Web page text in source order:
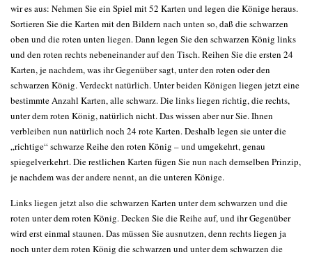
wir es aus: Nehmen Sie ein Spiel mit 52 Karten und legen die Könige heraus.
Sortieren Sie die Karten mit den Bildern nach unten so, daß die schwarzen
oben und die roten unten liegen. Dann legen Sie den schwarzen König links
und den roten rechts nebeneinander auf den Tisch. Reihen Sie die ersten 24
Karten, je nachdem, was ihr Gegenüber sagt, unter den roten oder den
schwarzen König. Verdeckt natürlich. Unter beiden Königen liegen jetzt eine
bestimmte Anzahl Karten, alle schwarz. Die links liegen richtig, die rechts,
unter dem roten König, natürlich nicht. Das wissen aber nur Sie. Ihnen
verbleiben nun natürlich noch 24 rote Karten. Deshalb legen sie unter die
„richtige“ schwarze Reihe den roten König – und umgekehrt, genau
spiegelverkehrt. Die restlichen Karten fügen Sie nun nach demselben Prinzip,
je nachdem was der andere nennt, an die unteren Könige.
Links liegen jetzt also die schwarzen Karten unter dem schwarzen und die
roten unter dem roten König. Decken Sie die Reihe auf, und ihr Gegenüber
wird erst einmal staunen. Das müssen Sie ausnutzen, denn rechts liegen ja
noch unter dem roten König die schwarzen und unter dem schwarzen die